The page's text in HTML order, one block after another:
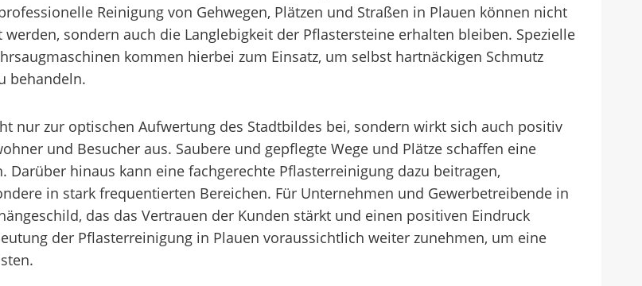
Reinigung von Gehwegen, Plätzen und Straßen in Plauen können nicht
sondern auch die Langlebigkeit der Pflastersteine erhalten bleiben. Spezielle
kommen hierbei zum Einsatz, um selbst hartnäckigen Schmutz
behandeln.
nur zur optischen Aufwertung des Stadtbildes bei, sondern wirkt sich auch positiv
und Besucher aus. Saubere und gepflegte Wege und Plätze schaffen eine
hinaus kann eine fachgerechte Pflasterreinigung dazu beitragen,
in stark frequentierten Bereichen. Für Unternehmen und Gewerbetreibende in
das das Vertrauen der Kunden stärkt und einen positiven Eindruck
der Pflasterreinigung in Plauen voraussichtlich weiter zunehmen, um eine